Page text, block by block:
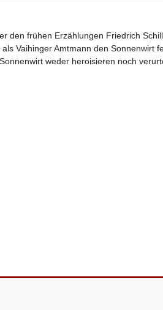
den frühen Erzählungen Friedrich
Vaihinger Amtmann den Sonnenwirt
weder heroisieren noch